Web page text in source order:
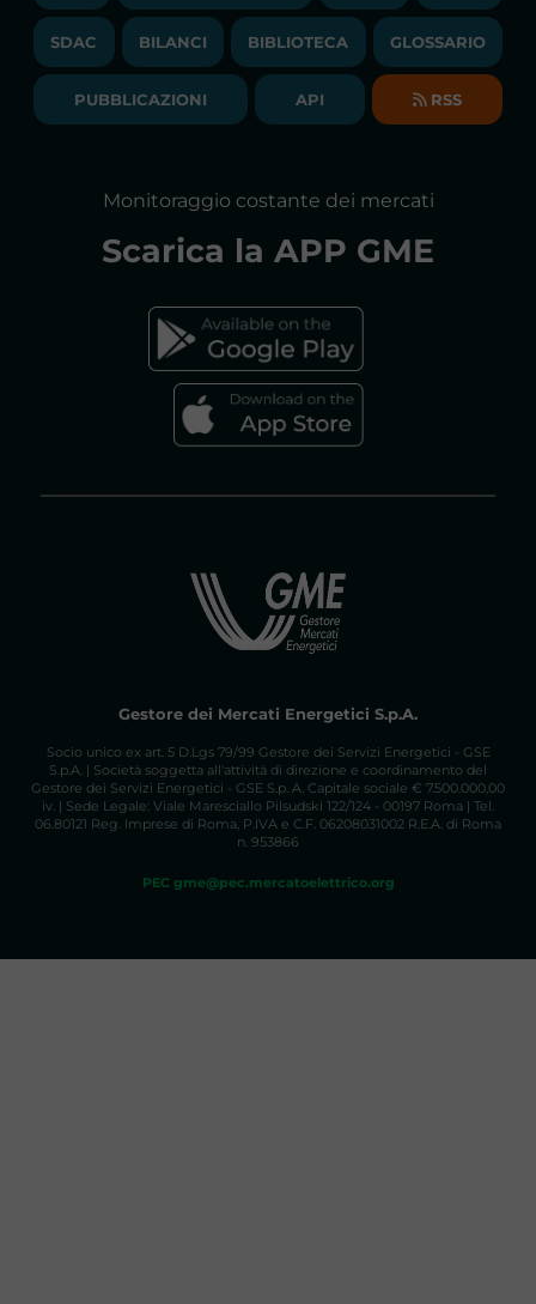
NEWSLETTER
BILANCI DI ESERCIZIO
RELAZIONI ANNUALI
BANDI DI GARA E CONTRATTI
SOCIETA' TRASPARENTE
BIBLIOTECA
GLOSSARIO
DICHIARAZIONE DI ACCESSIBILITÀ
FAQs MERCATO ELETTRICO
SDAC BILANCI BIBLIOTECA GLOSSARIO
PUBBLICAZIONI API RSS
Monitoraggio costante dei mercati
Scarica la APP GME
Gestore dei Mercati Energetici S.p.A.
Socio unico ex art. 5 D.Lgs 79/99 Gestore dei Servizi Energetici - GSE
S.p.A. | Società soggetta all'attività di direzione e coordinamento del
Gestore dei Servizi Energetici - GSE S.p. A. Capitale sociale € 7.500.000,00
iv. | Sede Legale: Viale Maresciallo Pilsudski 122/124 - 00197 Roma | Tel.
06.80121 Reg. Imprese di Roma, P.IVA e C.F. 06208031002 R.E.A. di Roma
n. 953866
PEC gme@pec.mercatoelettrico.org